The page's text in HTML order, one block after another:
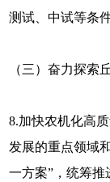
测试、中试等条
（三）奋力探索
8.加快农机化高
发展的重点领域
一方案”，统筹